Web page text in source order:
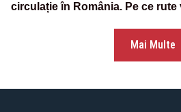
circulație în România. Pe ce
Mai Multe